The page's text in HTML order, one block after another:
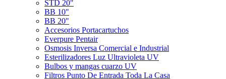
STD 20"
BB 10"
BB 20"
Accesorios Portacartuchos
Everpure Pentair
Osmosis Inversa Comercial e Industrial
Esterilizadores Luz Ultravioleta UV
Bulbos y mangas cuarzo UV
Filtros Punto De Entrada Toda La Casa